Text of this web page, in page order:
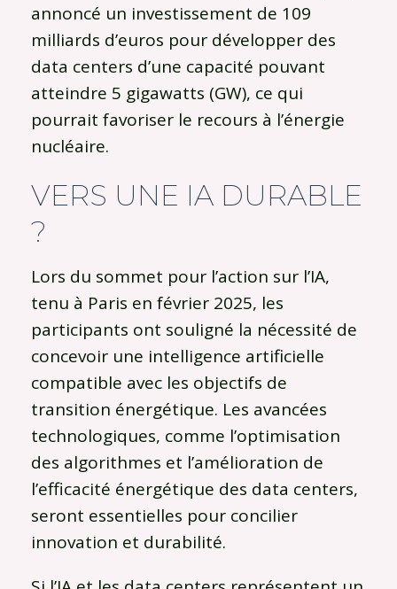
annoncé un investissement de 109
milliards d’euros pour développer des
data centers d’une capacité pouvant
atteindre 5 gigawatts (GW), ce qui
pourrait favoriser le recours à l’énergie
nucléaire.
VERS UNE IA DURABLE
?
Lors du sommet pour l’action sur l’IA,
tenu à Paris en février 2025, les
participants ont souligné la nécessité de
concevoir une intelligence artificielle
compatible avec les objectifs de
transition énergétique. Les avancées
technologiques, comme l’optimisation
des algorithmes et l’amélioration de
l’efficacité énergétique des data centers,
seront essentielles pour concilier
innovation et durabilité.